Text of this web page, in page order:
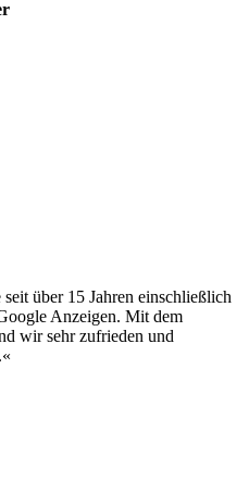
über 15 Jahren einschließlich
Anzeigen. Mit dem
wir sehr zufrieden und